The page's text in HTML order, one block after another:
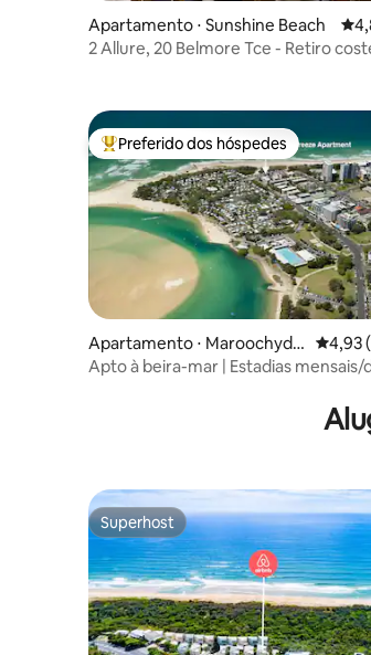
Apartamento ⋅ Sunshine Beach 4,8
2 Allure, 20 Belmore Tce - Retiro
Entre os melhores preferidos dos
Preferido dos hóspedes
Apartamento ⋅ Maroochydo
re
4,93
4,93
Apto à beira-mar | Estadias mensais/
Superhost
Superhost